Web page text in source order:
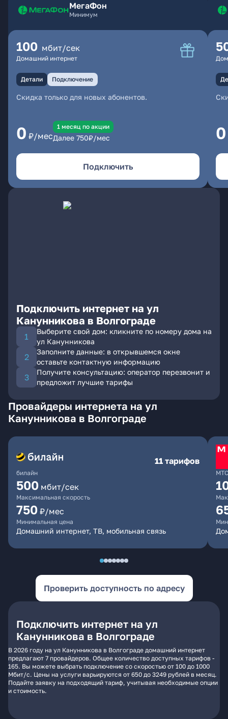
МегаФон
Минимум
100 мбит/сек
Домашний интернет
Детали Подключение
Скидка только для новых абонентов.
0 ₽/мес
1 месяц по акции
Далее 750₽/мес
Подключить
0
Подключить интернет на ул
Канунникова в Волгограде
Выберите свой дом: кликните по номеру дома на
ул Канунникова
Заполните данные: в открывшемся окне
оставьте контактную информацию
Получите консультацию: оператор перезвонит и
предложит лучшие тарифы
Провайдеры интернета на ул
Канунникова в Волгограде
билайн
11 тарифов
500 мбит/сек
Максимальная скорость
750 ₽/мес
Минимальная цена
Домашний интернет, ТВ, мобильная связь
МТС
Проверить доступность по адресу
Подключить интернет на ул
Канунникова в Волгограде
В 2026 году на ул Канунникова в Волгограде домашний интернет
предлагают 7 провайдеров. Общее количество доступных тарифов -
165. Вы можете выбрать подключение со скоростью от 100 до 1000
Мбит/с. Цены на услуги варьируются от 650 до 3249 рублей в месяц.
Подайте заявку на подходящий тариф, учитывая необходимые опции
и стоимость.